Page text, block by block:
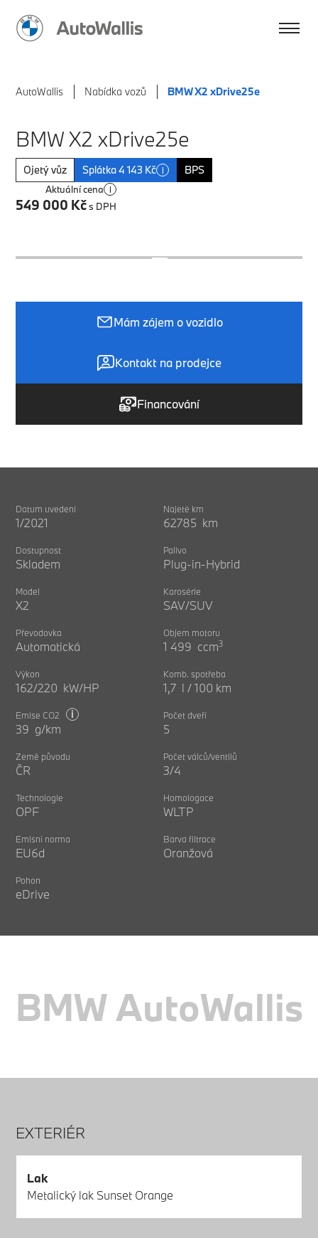
AutoWallis Nabídka vozů BMW X2 xDrive25e
BMW X2 xDrive25e
Ojetý vůz Splátka 4 143 Kč i BPS
Aktuální cena i
549 000 Kčs DPH
Mám zájem o vozidlo
Kontakt na prodejce
Financování
Datum uvedení
1/2021
Najeté km
62785 km
Dostupnost
Skladem
Palivo
Plug-in-Hybrid
Model
X2
Karosérie
SAV/SUV
Převodovka
Automatická
Objem motoru
1 499 ccm3
Výkon
162/220 kW/HP
Komb. spotřeba
1,7 l / 100 km
Emise CO2 i
39 g/km
Počet dveří
5
Země původu
ČR
Počet válců/ventilů
3/4
Technologie
OPF
Homologace
WLTP
Emisní norma
EU6d
Barva filtrace
Oranžová
Pohon
eDrive
BMW AutoWallis
EXTERIÉR
Lak
Metalický lak Sunset Orange